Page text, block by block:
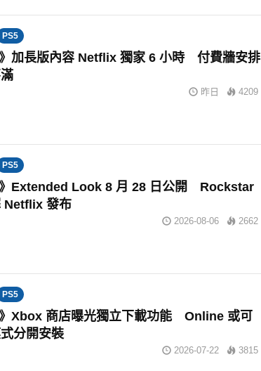
PS5
加長版內容 Netflix 獨家 6 小時 付費牆安排
昨日 4209
PS5
Extended Look 8 月 28 日公開 Rockstar
Netflix 發布
2026-08-06 2662
PS5
Xbox 商店曝光獨立下載功能 Online 或可
分開安裝
2026-07-22 3815